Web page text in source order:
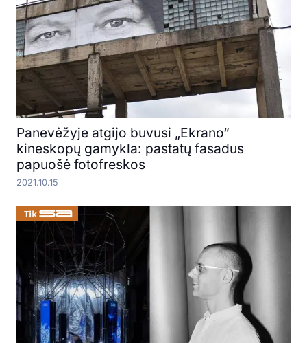
Panevėžyje atgijo buvusi „Ekrano“
kineskopų gamykla: pastatų fasadus
papuošė fotofreskos
2021.10.15